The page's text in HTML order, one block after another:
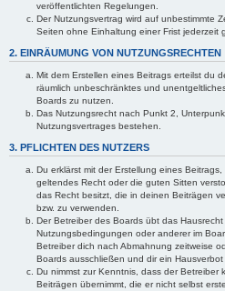
veröffentlichten Regelungen.
Der Nutzungsvertrag wird auf unbestimmte
Seiten ohne Einhaltung einer Frist jederzeit
2. EINRÄUMUNG VON NUTZUNGSRECHTEN
Mit dem Erstellen eines Beitrags erteilst du
räumlich unbeschränktes und
Boards zu nutzen.
Das Nutzungsrecht nach Punkt 2,
Nutzungsvertrages bestehen.
3. PFLICHTEN DES NUTZERS
Du erklärst mit der Erstellung eines
geltendes Recht oder die guten Sitten
das Recht besitzt, die in deinen Beiträgen
bzw. zu verwenden.
Der Betreiber des Boards übt das
Nutzungsbedingungen oder anderer im
Betreiber dich nach Abmahnung zeitweise
Boards ausschließen und dir ein Hausverbot
Du nimmst zur Kenntnis, dass der Betreiber
Beiträgen übernimmt, die er nicht selbst